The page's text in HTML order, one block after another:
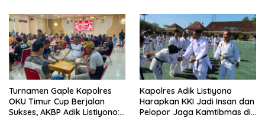
Turnamen Gaple Kapolres
OKU Timur Cup Berjalan
Sukses, AKBP Adik Listiyono:
Kapolres Adik Listiyono
Harapkan KKI Jadi Insan dan
Pelopor Jaga Kamtibmas di